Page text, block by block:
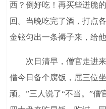
西？倒好吃！再买些迸脆
回。当晚吃完了酒，打点
金铉匀出一条褥子来，给
次日清早，僧官走进来
僧今日备个腐饭，屈三位
顽。”三人说了“不当。”僧